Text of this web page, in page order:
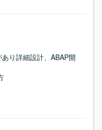
り詳細設計、ABAP開